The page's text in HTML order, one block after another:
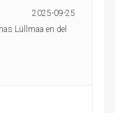
2025-09-25
Lüllmaa en del